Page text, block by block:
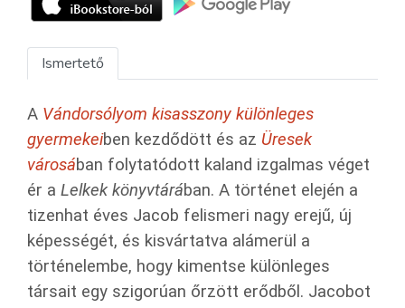
Ismertető
A Vándorsólyom kisasszony különleges
gyermekeiben kezdődött és az Üresek
városában folytatódott kaland izgalmas véget
ér a Lelkek könyvtárában. A történet elején a
tizenhat éves Jacob felismeri nagy erejű, új
képességét, és kisvártatva alámerül a
történelembe, hogy kimentse különleges
társait egy szigorúan őrzött erődből. Jacobot